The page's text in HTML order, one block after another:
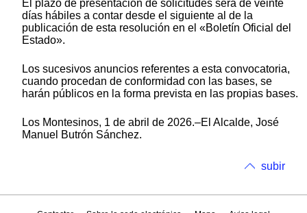
El plazo de presentación de solicitudes será de veinte
días hábiles a contar desde el siguiente al de la
publicación de esta resolución en el «Boletín Oficial del
Estado».
Los sucesivos anuncios referentes a esta convocatoria,
cuando procedan de conformidad con las bases, se
harán públicos en la forma prevista en las propias bases.
Los Montesinos, 1 de abril de 2026.–El Alcalde, José
Manuel Butrón Sánchez.
subir